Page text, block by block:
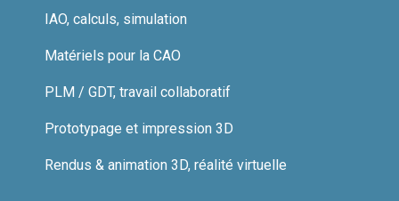
IAO, calculs, simulation
Matériels pour la CAO
PLM / GDT, travail collaboratif
Prototypage et impression 3D
Rendus & animation 3D, réalité virtuelle